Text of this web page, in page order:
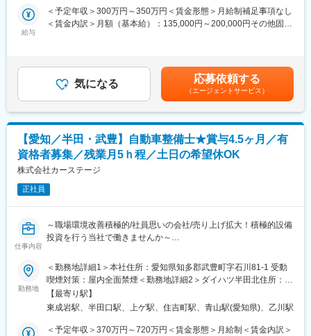
■キャリアアップ
※10等級による評価制度があり、調理・接客など出来ることが増
えるたびに給与UPが叶う仕組みもあります。
■弊社について
当社はCoCo壱番屋のフランチャイズの展開をしている会社です。
FC加盟店の中でも高い実績を持っており、2022年に10店舗目を
出店しており、安定した黒字経営を続けております。売上・店舗
共
に拡大していく中で、今回はさらなる成長を見越しての積極採用
です。
家族手当や寮・住宅手当、食事手当など福利厚生が充実
◎選べる働き方
・休日を多くとりたい方向け：320万/月10～11日休み/残業20h
連続での有給取得も事前に申請すれば相談可能です！
◎独立支援制度
壱番屋独自の独立支援制度があります
社長や独立した先輩達も支え続けます。
■職務詳細
・ゆくゆくは店長候補／店長として、メンバーのシフト・売上管
理・
■過去のご入社事例
界・職種出身の方が活躍しています。
■職務の魅力・特徴
店長や社員と相談しながら、アルバイトの育成・効率的なコスト
務に携わることがこの仕事の面白さです。新しいことにも挑戦す
給与
＜予定年収＞300万円～350万円＜賃金形態＞月給制補足事項なし
＜賃金内訳＞月額（基本給）：135,000円～200,000円その他固定
手当＞有＜給与補足＞■住宅手当・皆勤手当・食事手当あり ※上記
月給には一律手当を含む■昇給・賞与あり ※規定あり■モデル年収
（手当＋賞与等の手当含む）600万円／マネージャー（月給40万
円）500万円／店長（月給35万円）400万円／店舗スタッフ（月給
30万円）賃金はあくまでも目安の金額であり、選考を通じて上下
する可能性があります。月給(月額)は固定手当を含めた表記です。
気になる 応募依頼する
（エージェントサービス）
【愛知／半田・武豊】自動車整備士★賞与4.5ヶ月／有
資格者募集／残業月5ｈ程／土日の希望休OK
株式会社カーステージ
正社員
仕事内容
～職場環境改善積極的/社員思いの会社/売り上げ拡大！積極的設備
投資を行う当社で働きませんか～
◎2025年内には工場内の冷房設備、場内出入口高速シャッターを
導入予定で働く環境も改善予定です。
◎2025年10月より年間休日112日→120日に変更になります。
■概要：
勤務地
＜勤務地詳細1＞本社住所：愛知県知多郡武豊町字石川81-1 受動
喫煙対策：屋内全面禁煙＜勤務地詳細2＞ダイハツ半田北住所：愛
知県半田市住吉町1-24-1 受動喫煙対策：屋内全面禁煙変更の範
囲：会社の定める事業所
【最寄り駅】
東成岩駅、半田口駅、上ゲ駅、住吉町駅、青山駅(愛知県)、乙川駅
＜予定年収＞370万円～720万円＜賃金形態＞月給制＜賃金内訳＞